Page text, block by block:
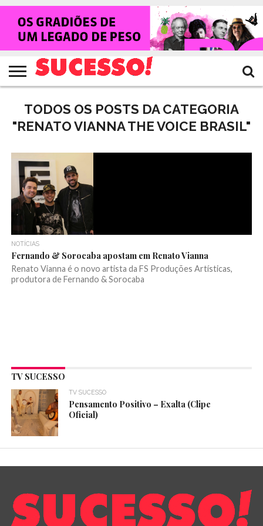
HOME
NOTÍCIAS
SHOWS
ENTREVISTAS
CLIQUES
RANKING
CROWLEY
TV
SUCESSO!
REVISTA
SUCESSO!
TODOS OS POSTS DA CATEGORIA
"RENATO VIANNA THE VOICE BRASIL"
NOTÍCIAS
Fernando & Sorocaba apostam em Renato Vianna
Renato Vianna é o novo artista da FS Produções Artísticas,
produtora de Fernando & Sorocaba
TV SUCESSO
TV SUCESSO
Pensamento Positivo – Exalta (Clipe
Oficial)